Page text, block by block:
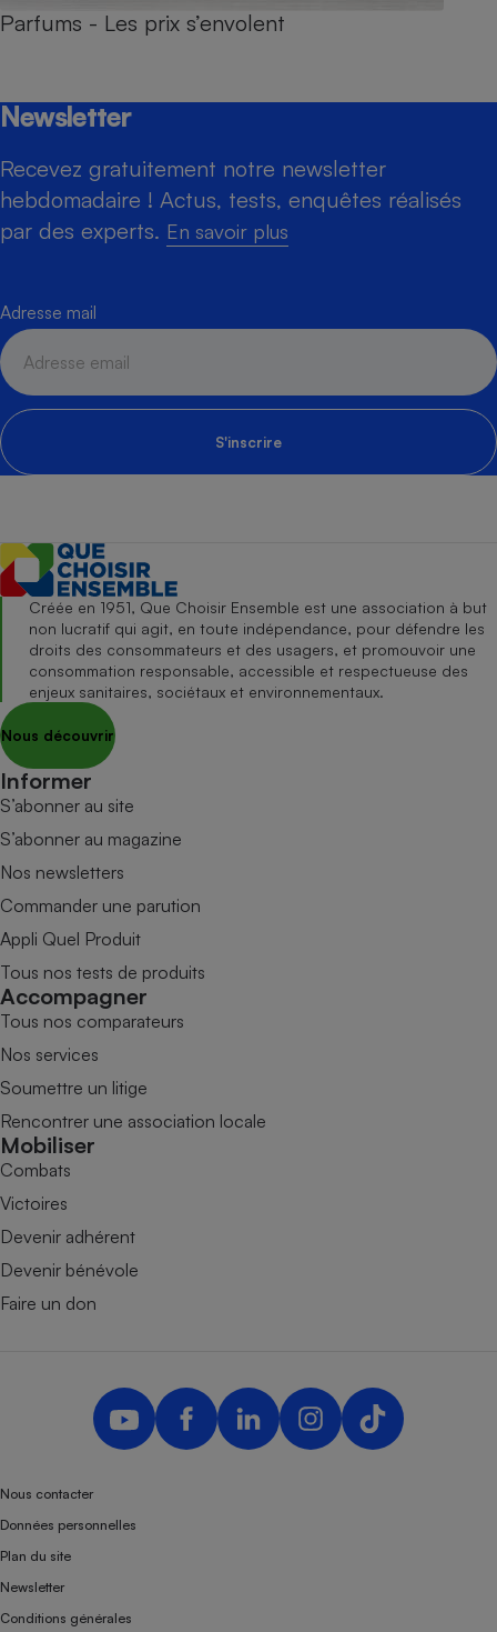
Parfums - Les prix s’envolent
Newsletter
Recevez gratuitement notre newsletter
hebdomadaire ! Actus, tests, enquêtes réalisés
par des experts. En savoir plus
Adresse mail
S'inscrire
Créée en 1951, Que Choisir Ensemble est une association à but
non lucratif qui agit, en toute indépendance, pour défendre les
droits des consommateurs et des usagers, et promouvoir une
consommation responsable, accessible et respectueuse des
enjeux sanitaires, sociétaux et environnementaux.
Nous découvrir
Informer
S’abonner au site
S’abonner au magazine
Nos newsletters
Commander une parution
Appli Quel Produit
Tous nos tests de produits
Accompagner
Tous nos comparateurs
Nos services
Soumettre un litige
Rencontrer une association locale
Mobiliser
Combats
Victoires
Devenir adhérent
Devenir bénévole
Faire un don
Nous contacter
Données personnelles
Plan du site
Newsletter
Conditions générales